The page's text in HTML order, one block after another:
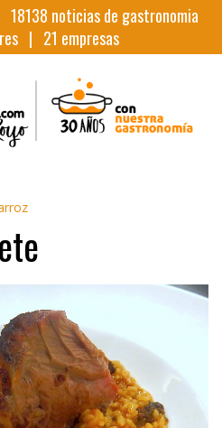
18138 noticias de gastronomia
| 21 empresas